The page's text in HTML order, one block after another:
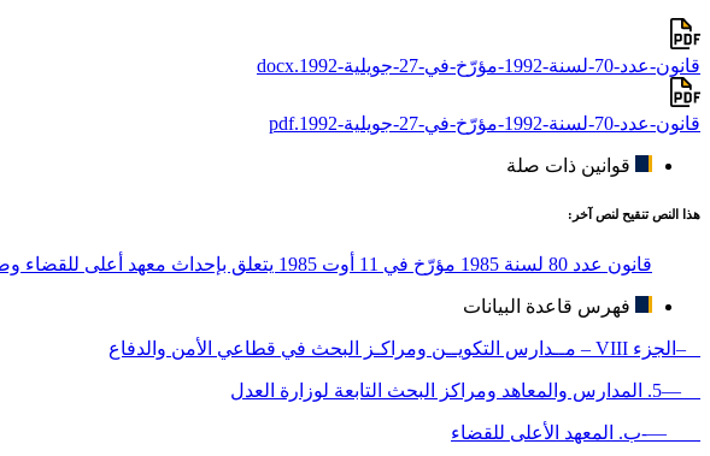
قانون-عدد-70-لسنة-1992-مؤرّخ-في-27-جويلية-1992.docx
قانون-عدد-70-لسنة-1992-مؤرّخ-في-27-جويلية-1992.pdf
قوانين ذات صلة
هذا النص تنقيح لنص آخر:
قانون عدد 80 لسنة 1985 مؤرّخ في 11 أوت 1985 يتعلق بإحداث معهد أعلى للقضاء وضبط مهامه
فهرس قاعدة البيانات
–الجزء VIII – مــدارس التكويــن ومراكـز البحث في قطاعي الأمن والدفاع
—5. المدارس والمعاهد ومراكز البحث التابعة لوزارة العدل
—-ب. المعهد الأعلى للقضاء